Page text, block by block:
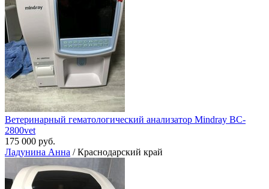
Ветеринарный гематологический анализатор Mindray BC-
2800vet
175 000 руб.
Ладунина Анна / Краснодарский край